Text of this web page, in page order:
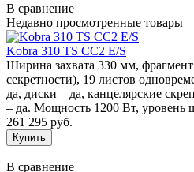
В сравнение
Недавно просмотренные товары
Kobra 310 TS CC2 E/S
Ширина захвата 330 мм,
секретности), 19 листов
да, диски – да, канцелярские
– да. Мощность 1200 Вт, уровень
261 295 руб.
В сравнение